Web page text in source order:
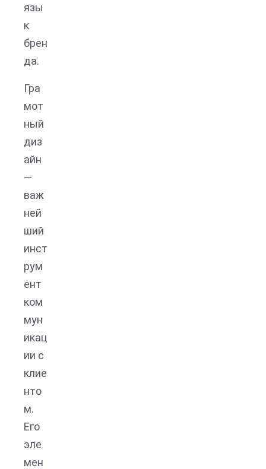
язы
к
брен
да.
Гра
мот
ный
диз
айн
—
важ
ней
ший
инст
рум
ент
ком
мун
икац
ии с
клие
нто
м.
Его
эле
мен